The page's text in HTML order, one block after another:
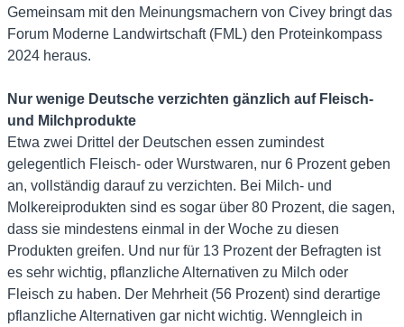
Gemeinsam mit den Meinungsmachern von Civey bringt das
Forum Moderne Landwirtschaft (FML) den Proteinkompass
2024 heraus.
Nur wenige Deutsche verzichten gänzlich auf Fleisch-
und Milchprodukte
Etwa zwei Drittel der Deutschen essen zumindest
gelegentlich Fleisch- oder Wurstwaren, nur 6 Prozent geben
an, vollständig darauf zu verzichten. Bei Milch- und
Molkereiprodukten sind es sogar über 80 Prozent, die sagen,
dass sie mindestens einmal in der Woche zu diesen
Produkten greifen. Und nur für 13 Prozent der Befragten ist
es sehr wichtig, pflanzliche Alternativen zu Milch oder
Fleisch zu haben. Der Mehrheit (56 Prozent) sind derartige
pflanzliche Alternativen gar nicht wichtig. Wenngleich in